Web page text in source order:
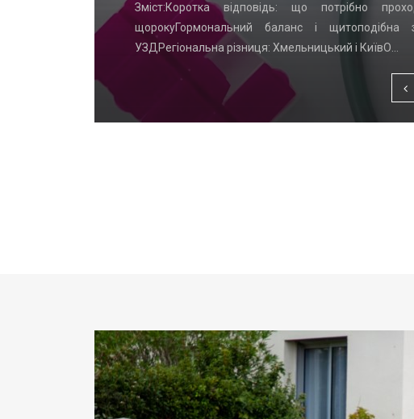
Зміст:Коротка відповідь: що потрібно
щорокуГормональний баланс і
УЗДРегіональна різниця: Хмельницький і КиївО…